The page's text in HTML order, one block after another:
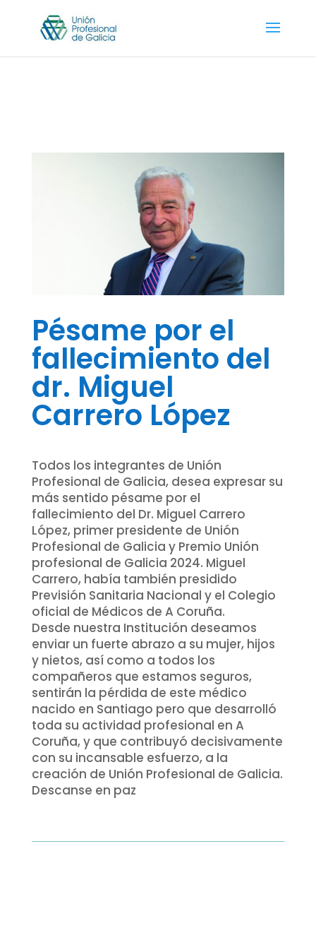
Pésame por el
fallecimiento del
dr. Miguel
Carrero López
Todos los integrantes de Unión
Profesional de Galicia, desea expresar su
más sentido pésame por el
fallecimiento del Dr. Miguel Carrero
López, primer presidente de Unión
Profesional de Galicia y Premio Unión
profesional de Galicia 2024. Miguel
Carrero, había también presidido
Previsión Sanitaria Nacional y el Colegio
oficial de Médicos de A Coruña.
Desde nuestra Institución deseamos
enviar un fuerte abrazo a su mujer, hijos
y nietos, así como a todos los
compañeros que estamos seguros,
sentirán la pérdida de este médico
nacido en Santiago pero que desarrolló
toda su actividad profesional en A
Coruña, y que contribuyó decisivamente
con su incansable esfuerzo, a la
creación de Unión Profesional de Galicia.
Descanse en paz